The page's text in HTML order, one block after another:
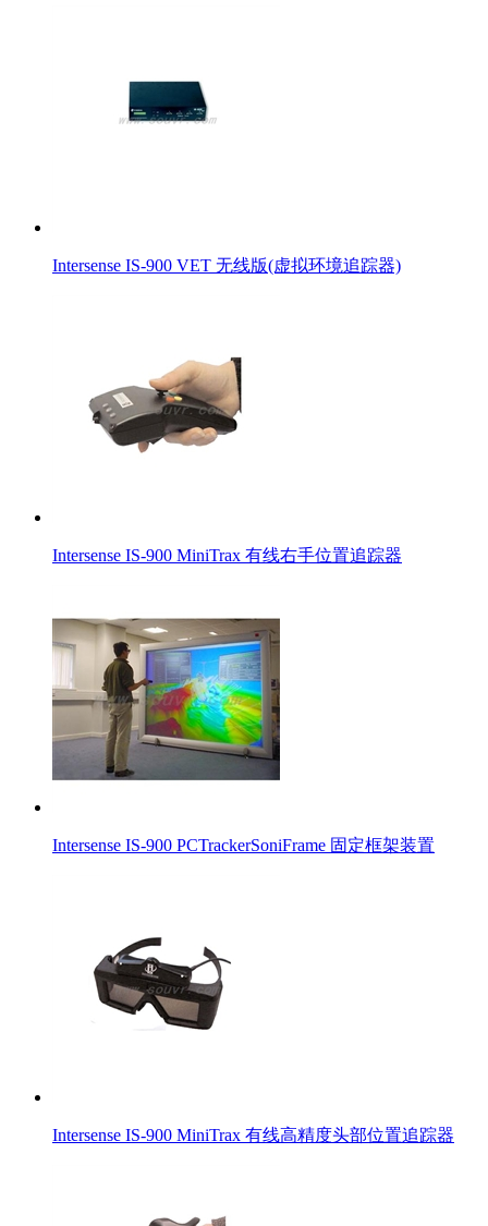
Intersense IS-900 VET 无线版(虚拟环境追踪器)
Intersense IS-900 MiniTrax 有线右手位置追踪器
Intersense IS-900 PCTrackerSoniFrame 固定框架装置
Intersense IS-900 MiniTrax 有线高精度头部位置追踪器